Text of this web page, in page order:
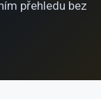
přehledu bez